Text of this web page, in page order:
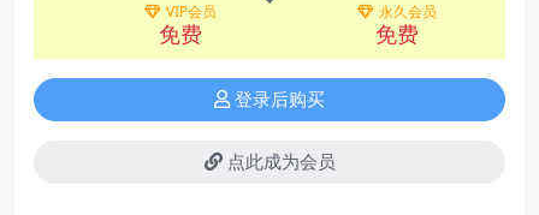
VIP会员
免费
永久会员
免费
登录后购买
点此成为会员